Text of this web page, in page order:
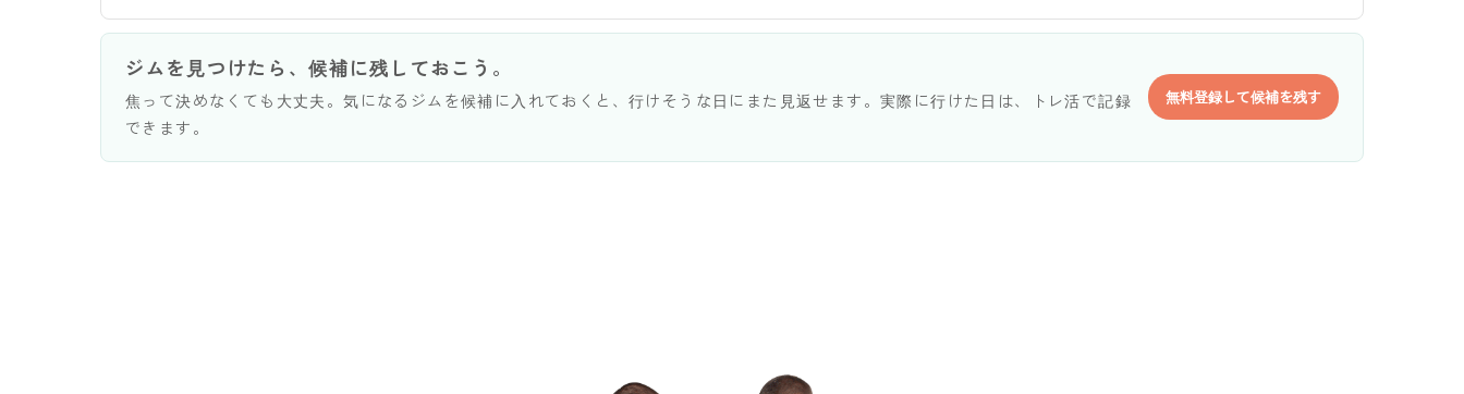
ジムを見つけたら、候補に残しておこう。
焦って決めなくても大丈夫。気になるジムを候補に入れておくと、行けそうな日にまた見返せます。実際に行けた日は、トレ活で記録
できます。
無料登録して候補を残す